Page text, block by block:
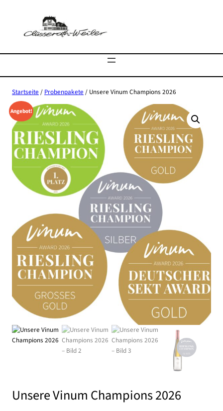
Startseite / Probenpakete / Unsere Vinum Champions 2026
Angebot!
Unsere Vinum Champions 2026